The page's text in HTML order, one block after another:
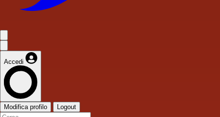
Accedi
Modifica profilo Logout